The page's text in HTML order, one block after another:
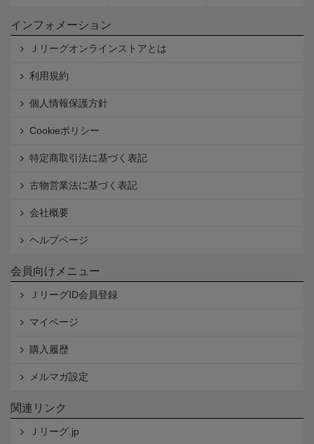
インフォメーション
Ｊリーグオンラインストアとは
利用規約
個人情報保護方針
Cookieポリシー
特定商取引法に基づく表記
古物営業法に基づく表記
会社概要
ヘルプページ
会員向けメニュー
ＪリーグID会員登録
マイページ
購入履歴
メルマガ設定
関連リンク
Ｊリーグ.jp